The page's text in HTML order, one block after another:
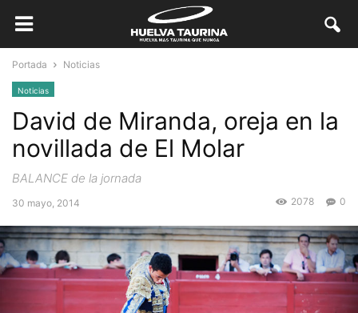
Portada Noticias
Noticias
David de Miranda, oreja en la
novillada de El Molar
BALANCE de la jornada
30 mayo, 2014 0
2078